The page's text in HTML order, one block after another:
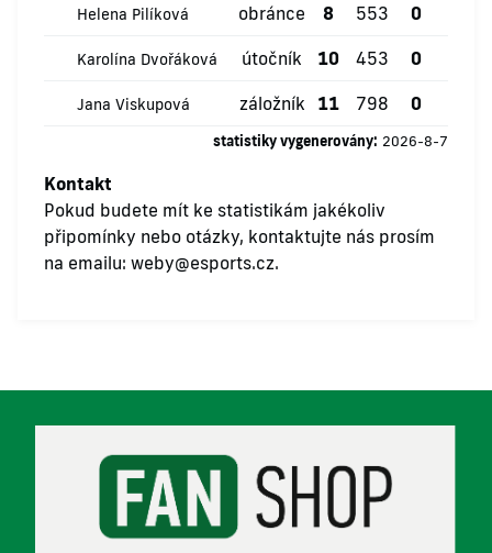
Helena Pilíková obránce 8 553 0
Karolína Dvořáková útočník 10 453 0
Jana Viskupová záložník 11 798 0
statistiky vygenerovány: 2026-8-7
Kontakt
Pokud budete mít ke statistikám jakékoliv
připomínky nebo otázky, kontaktujte nás prosím
na emailu: weby@esports.cz.